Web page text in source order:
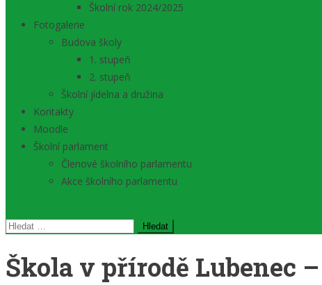
Školní rok 2024/2025
Fotogalerie
Budova školy
1. stupeň
2. stupeň
Školní jídelna a družina
Kontakty
Moodle
Školní parlament
Členové školního parlamentu
Akce školního parlamentu
Vyhledávání
Škola v přírodě Lubenec